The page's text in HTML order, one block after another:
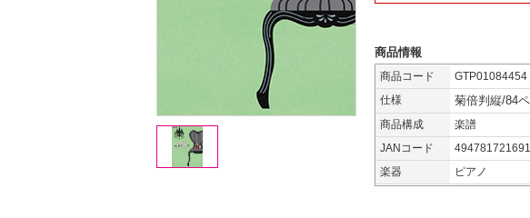
商品情報
商品コード
GTP01084454
仕様
菊倍判縦/84
商品構成
楽譜
JANコード
楽器
ピアノ